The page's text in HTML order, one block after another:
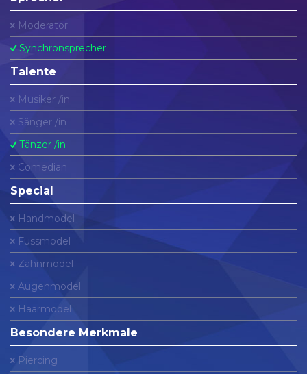
Moderator
Synchronsprecher
Talente
Musiker /in
Sänger /in
Tänzer /in
Comedian
Special
Handmodel
Fussmodel
Zahnmodel
Augenmodel
Haarmodel
Besondere Merkmale
Piercing